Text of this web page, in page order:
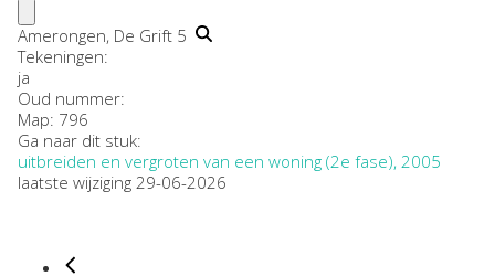
Amerongen, De Grift 5
Tekeningen:
ja
Oud nummer:
Map: 796
Ga naar dit stuk:
uitbreiden en vergroten van een woning (2e fase), 2005
laatste wijziging 29-06-2026